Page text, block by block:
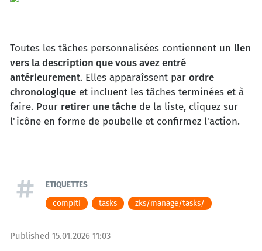
Toutes les tâches personnalisées contiennent un lien
vers la description que vous avez entré
antérieurement. Elles apparaîssent par ordre
chronologique et incluent les tâches terminées et à
faire. Pour retirer une tâche de la liste, cliquez sur
l'icône en forme de poubelle et confirmez l'action.
ETIQUETTES
compiti
tasks zks/manage/tasks/
Published 15.01.2026 11:03